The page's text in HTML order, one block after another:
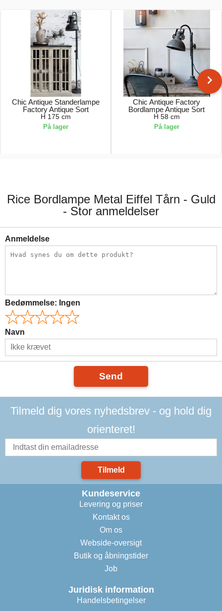
Chic Antique Standerlampe
Factory Antique Sort
H 175 cm
På lager
Chic Antique Factory
Bordlampe Antique Sort
H 58 cm
På lager
Rice Bordlampe Metal Eiffel Tårn - Guld
- Stor anmeldelser
Anmeldelse
Bedømmelse: Ingen
Navn
Send
Tilmeld dig vores nyhedsbrev - og hold dig
orienteret!
Tilmeld
Kundeservice
Levering og priser
Kontakt os
Om os
Webside-oversigt
Butik og åbningstider
Job
Juridisk information
Handelsbetingelser